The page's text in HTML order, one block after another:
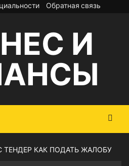
Обратная связь
И
ТЕНДЕР КАК ПОДАТЬ ЖАЛОБУ